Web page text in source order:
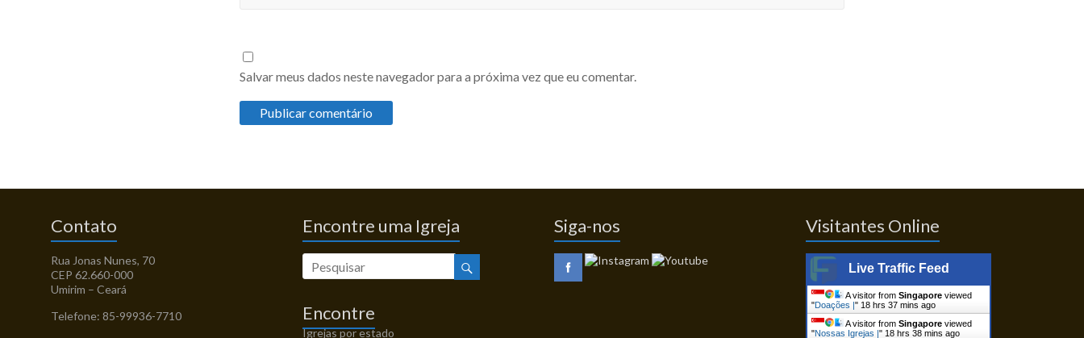
Salvar meus dados neste navegador para a próxima vez que eu comentar.
Contato
Rua Jonas Nunes, 70
CEP 62.660-000
Umirim – Ceará
Telefone: 85-99936-7710
Encontre uma Igreja
Encontre
Igrejas por estado
Siga-nos Visitantes Online
Live Traffic Feed
A visitor from Singapore viewed
"Doações | " 18 hrs 37 mins ago
A visitor from Singapore viewed
"Nossas Igrejas | " 18 hrs 38 mins ago